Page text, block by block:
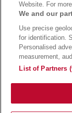
Alle Anbieter auf
Website. For
We and our
Use precise
for identification.
Personalised
measurement,
List of Partners